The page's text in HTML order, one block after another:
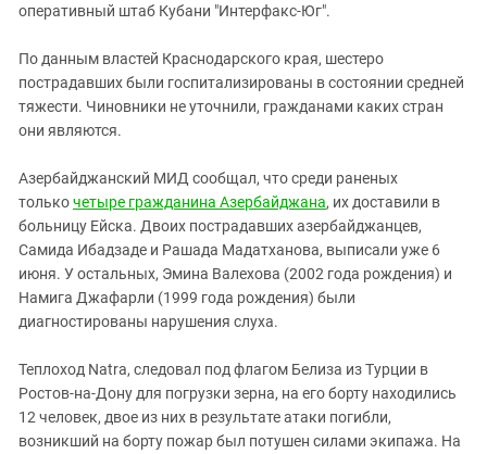
оперативный штаб Кубани "Интерфакс-Юг".
По данным властей Краснодарского края, шестеро
пострадавших были госпитализированы в состоянии средней
тяжести. Чиновники не уточнили, гражданами каких стран
они являются.
Азербайджанский МИД сообщал, что среди раненых
толькочетыре гражданина Азербайджана, их доставили в
больницу Ейска. Двоих пострадавших азербайджанцев,
Самида Ибадзаде и Рашада Мадатханова, выписали уже 6
июня. У остальных, Эмина Валехова (2002 года рождения) и
Намига Джафарли (1999 года рождения) были
диагностированы нарушения слуха.
Теплоход Natra, следовал под флагом Белиза из Турции в
Ростов-на-Дону для погрузки зерна, на его борту находились
12 человек, двое из них в результате атаки погибли,
возникший на борту пожар был потушен силами экипажа. На